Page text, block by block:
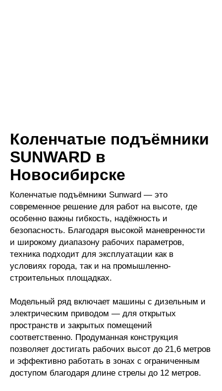
Коленчатые подъёмники
SUNWARD в
Новосибирске
Коленчатые подъёмники Sunward — это
современное решение для работ на высоте, где
особенно важны гибкость, надёжность и
безопасность. Благодаря высокой маневренности
и широкому диапазону рабочих параметров,
техника подходит для эксплуатации как в
условиях города, так и на промышленно-
строительных площадках.
Модельный ряд включает машины с дизельным и
электрическим приводом — для открытых
пространств и закрытых помещений
соответственно. Продуманная конструкция
позволяет достигать рабочих высот до 21,6 метров
и эффективно работать в зонах с ограниченным
доступом благодаря длине стрелы до 12 метров.